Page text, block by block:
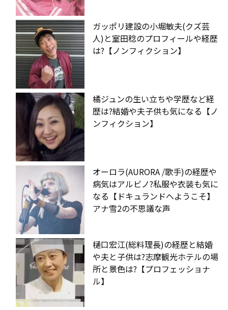
ガッポリ建設の小堀敏夫(クズ芸
人)と室田稔のプロフィールや経歴
は?【ノンフィクション】
橘ジュンの生い立ちや学歴など経
歴は?結婚や夫子供も気になる【ノ
ンフィクション】
オーロラ(AURORA /歌手)の経歴や
病気はアルビノ?私服や衣装も気に
なる【ドキュランドへようこそ】
アナ雪2の不思議な声
樋口宏江(総料理長)の経歴と結婚
や夫と子供は?志摩観光ホテルの場
所と景色は?【プロフェッショナ
ル】